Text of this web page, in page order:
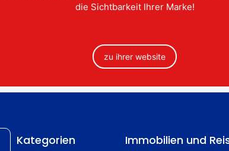
die Sichtbarkeit Ihrer Marke!
zu ihrer website
Kategorien Immobilien und